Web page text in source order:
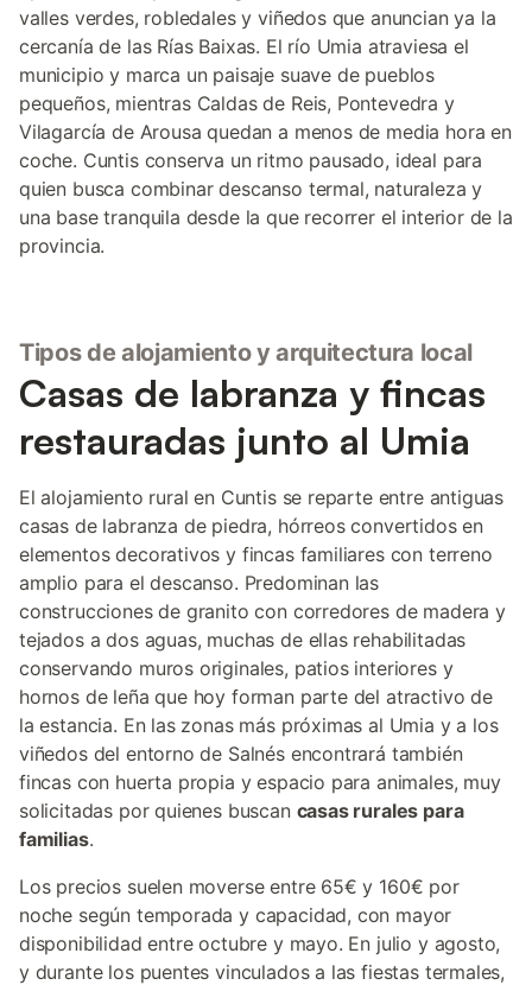
valles verdes, robledales y viñedos que anuncian ya la
cercanía de las Rías Baixas. El río Umia atraviesa el
municipio y marca un paisaje suave de pueblos
pequeños, mientras Caldas de Reis, Pontevedra y
Vilagarcía de Arousa quedan a menos de media hora en
coche. Cuntis conserva un ritmo pausado, ideal para
quien busca combinar descanso termal, naturaleza y
una base tranquila desde la que recorrer el interior de la
provincia.
Tipos de alojamiento y arquitectura local
Casas de labranza y fincas
restauradas junto al Umia
El alojamiento rural en Cuntis se reparte entre antiguas
casas de labranza de piedra, hórreos convertidos en
elementos decorativos y fincas familiares con terreno
amplio para el descanso. Predominan las
construcciones de granito con corredores de madera y
tejados a dos aguas, muchas de ellas rehabilitadas
conservando muros originales, patios interiores y
hornos de leña que hoy forman parte del atractivo de
la estancia. En las zonas más próximas al Umia y a los
viñedos del entorno de Salnés encontrará también
fincas con huerta propia y espacio para animales, muy
solicitadas por quienes buscan casas rurales para
familias.
Los precios suelen moverse entre 65€ y 160€ por
noche según temporada y capacidad, con mayor
disponibilidad entre octubre y mayo. En julio y agosto,
y durante los puentes vinculados a las fiestas termales,